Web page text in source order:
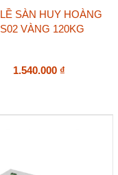
SÀN HUY HOÀNG
VÀNG 120KG
1.540.000 ₫